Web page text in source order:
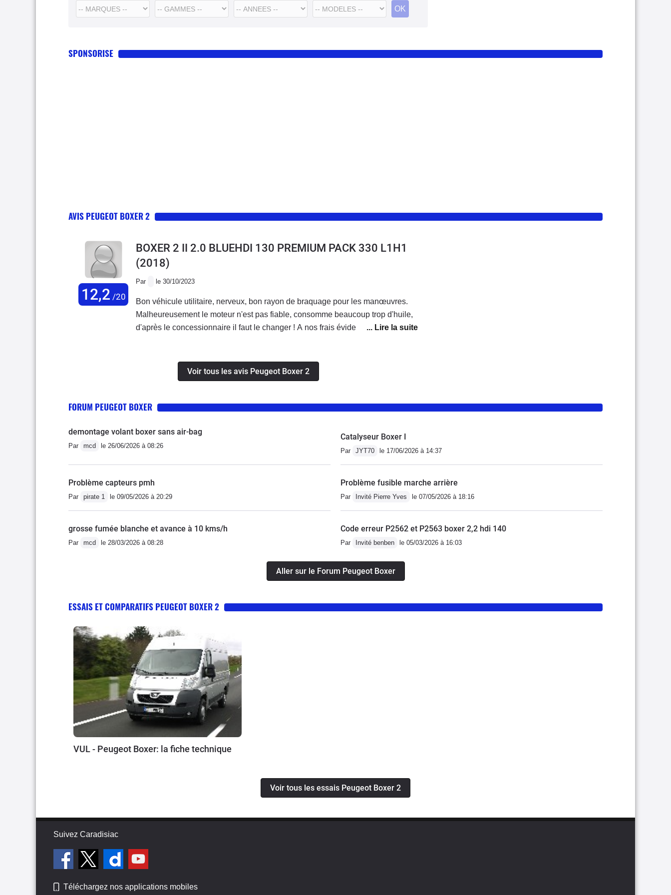
SPONSORISE
AVIS PEUGEOT BOXER 2
12,2 /20
BOXER 2 II 2.0 BLUEHDI 130 PREMIUM PACK 330 L1H1
(2018)
Par le 30/10/2023
Bon véhicule utilitaire, nerveux, bon rayon de braquage pour les manœuvres.
Malheureusement le moteur n'est pas fiable, consomme beaucoup trop d'huile,
d'après le concessionnaire il faut le changer ! A nos frais évidemment...
Voir tous les avis Peugeot Boxer 2
FORUM PEUGEOT BOXER
demontage volant boxer sans air-bag
Par mcd le 26/06/2026 à 08:26
Catalyseur Boxer I
Par JYT70 le 17/06/2026 à 14:37
Problème capteurs pmh
Par pirate 1 le 09/05/2026 à 20:29
Problème fusible marche arrière
Par Invité Pierre Yves le 07/05/2026 à 18:16
grosse fumée blanche et avance à 10 kms/h
Par mcd le 28/03/2026 à 08:28
Code erreur P2562 et P2563 boxer 2,2 hdi 140
Par Invité benben le 05/03/2026 à 16:03
Aller sur le Forum Peugeot Boxer
ESSAIS ET COMPARATIFS PEUGEOT BOXER 2
VUL - Peugeot Boxer: la fiche technique
Voir tous les essais Peugeot Boxer 2
Suivez Caradisiac
Téléchargez nos applications mobiles